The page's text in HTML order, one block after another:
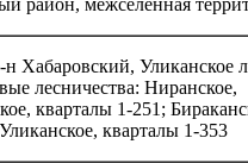
район, межселенная
Хабаровский, Уликанское
лесничества: Ниранское,
кварталы 1-251;
кварталы 1-353